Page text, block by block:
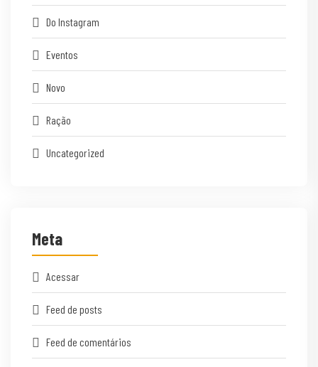
Do Instagram
Eventos
Novo
Ração
Uncategorized
Meta
Acessar
Feed de posts
Feed de comentários